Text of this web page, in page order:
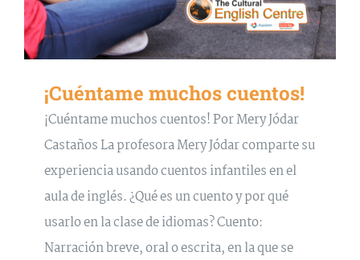
¡Cuéntame muchos cuentos!
¡Cuéntame muchos cuentos! Por Mery Jódar
Castaños La profesora Mery Jódar comparte su
experiencia usando cuentos infantiles en el
aula de inglés. ¿Qué es un cuento y por qué
usarlo en la clase de idiomas? Cuento:
Narración breve, oral o escrita, en la que se